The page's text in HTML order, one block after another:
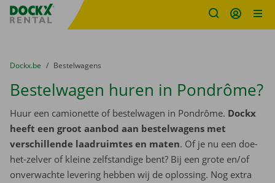
Fratello DEMO
U bevindt zich hier:
van
Dockx.be naar
Bestelwagens
Bestelwagen huren in Pondrôme?
Huur een camionette of bestelwagen in Pondrôme. Dockx
heeft een groot aanbod aan bestelwagens met
verschillende laadruimtes en maten. Of je nu een doe-
het-zelver of kleine zelfstandige bent? Bij een grote en/of
onverwachte levering hebben wij de oplossing. Nog extra